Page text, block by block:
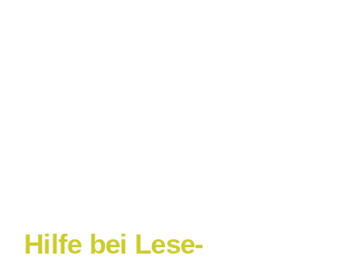
Hilfe bei Lese-